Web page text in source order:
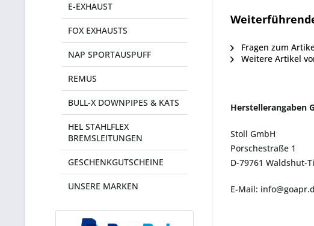
E-EXHAUST
FOX EXHAUSTS
NAP SPORTAUSPUFF
REMUS
BULL-X DOWNPIPES & KATS
HEL STAHLFLEX
BREMSLEITUNGEN
GESCHENKGUTSCHEINE
UNSERE MARKEN
Weiterführende
Fragen zum
Weitere Artikel
Herstellerangaben
Stoll GmbH
Porschestraße 1
D-79761 Waldshut-
E-Mail: